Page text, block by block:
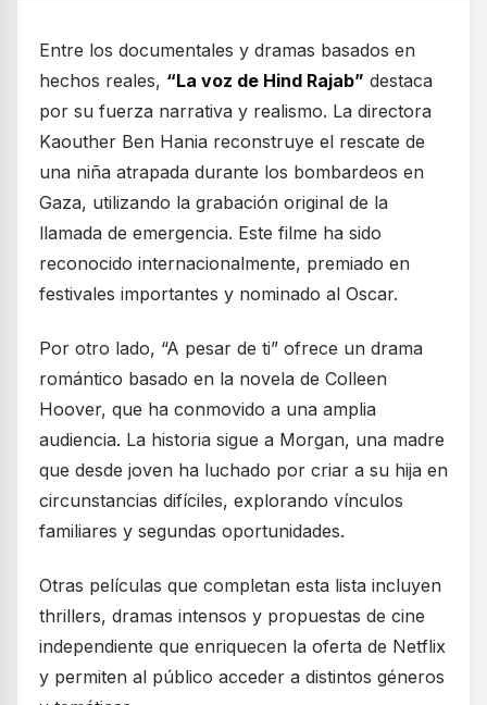
Entre los documentales y dramas basados en
hechos reales, “La voz de Hind Rajab” destaca
por su fuerza narrativa y realismo. La directora
Kaouther Ben Hania reconstruye el rescate de
una niña atrapada durante los bombardeos en
Gaza, utilizando la grabación original de la
llamada de emergencia. Este filme ha sido
reconocido internacionalmente, premiado en
festivales importantes y nominado al Oscar.
Por otro lado, “A pesar de ti” ofrece un drama
romántico basado en la novela de Colleen
Hoover, que ha conmovido a una amplia
audiencia. La historia sigue a Morgan, una madre
que desde joven ha luchado por criar a su hija en
circunstancias difíciles, explorando vínculos
familiares y segundas oportunidades.
Otras películas que completan esta lista incluyen
thrillers, dramas intensos y propuestas de cine
independiente que enriquecen la oferta de Netflix
y permiten al público acceder a distintos géneros